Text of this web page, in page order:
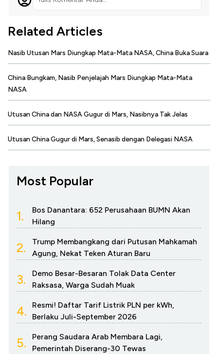
Related Articles
Nasib Utusan Mars Diungkap Mata-Mata NASA, China Buka Suara
China Bungkam, Nasib Penjelajah Mars Diungkap Mata-Mata
NASA
Utusan China dan NASA Gugur di Mars, Nasibnya Tak Jelas
Utusan China Gugur di Mars, Senasib dengan Delegasi NASA
Most Popular
1.
Bos Danantara: 652 Perusahaan BUMN Akan
Hilang
2.
Trump Membangkang dari Putusan Mahkamah
Agung, Nekat Teken Aturan Baru
3.
Demo Besar-Besaran Tolak Data Center
Raksasa, Warga Sudah Muak
4.
Resmi! Daftar Tarif Listrik PLN per kWh,
Berlaku Juli-September 2026
5.
Perang Saudara Arab Membara Lagi,
Pemerintah Diserang-30 Tewas